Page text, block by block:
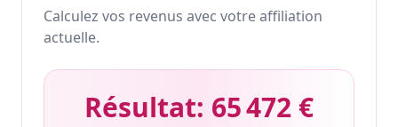
Calculez vos revenus avec votre affiliation
actuelle.
Résultat: 65 472 €